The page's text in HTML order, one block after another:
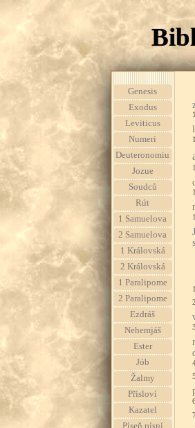
Genesis
Exodus
Leviticus
Numeri
Deuteronomiu
Jozue
Soudců
Rút
1 Samuelova
2 Samuelova
1 Královská
2 Královská
1 Paralipome
2 Paralipome
Ezdráš
Nehemjáš
Ester
Jób
Žalmy
Přísloví
Kazatel
Píseň písní
1
2
3
5
6
7